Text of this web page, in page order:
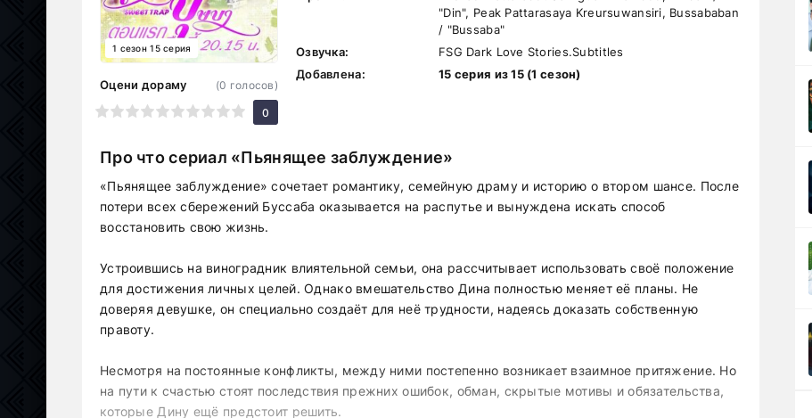
1 сезон 15 серия
Оцени дораму
7 8 9 10
(0 голосов)
0
"Din", Peak Pattarasaya Kreursuwansiri, Bussababan
/ "Bussaba"
Озвучка:
FSG Dark Love Stories.Subtitles
Добавлена:
15 серия из 15 (1 сезон)
Про что сериал «Пьянящее заблуждение»
«Пьянящее заблуждение» сочетает романтику, семейную драму и историю о втором шансе. После
потери всех сбережений Буссаба оказывается на распутье и вынуждена искать способ
восстановить свою жизнь.
Устроившись на виноградник влиятельной семьи, она рассчитывает использовать своё положение
для достижения личных целей. Однако вмешательство Дина полностью меняет её планы. Не
доверяя девушке, он специально создаёт для неё трудности, надеясь доказать собственную
правоту.
Несмотря на постоянные конфликты, между ними постепенно возникает взаимное притяжение. Но
на пути к счастью стоят последствия прежних ошибок, обман, скрытые мотивы и обязательства,
которые Дину ещё предстоит решить.